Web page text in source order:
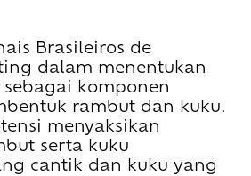
Brasileiros de
dalam menentukan
komponen
rambut dan kuku.
menyaksikan
serta kuku
cantik dan kuku yang